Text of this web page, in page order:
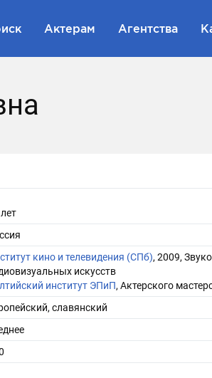
Актерам Агентства
кино и телевидения (СПб), 2009,
искусств
институт ЭПиП, Актерского
славянский